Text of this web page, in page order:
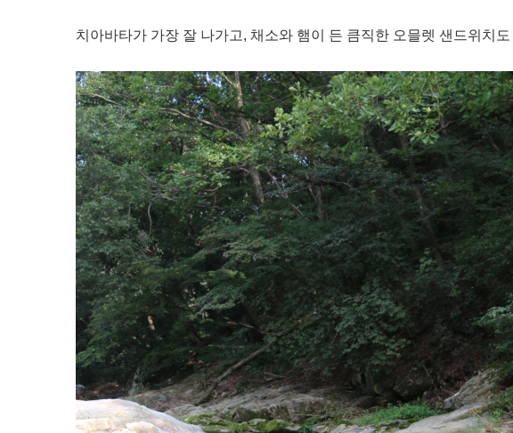
치아바타가 가장 잘 나가고, 채소와 햄이 든 큼직한 오믈렛 샌드위치